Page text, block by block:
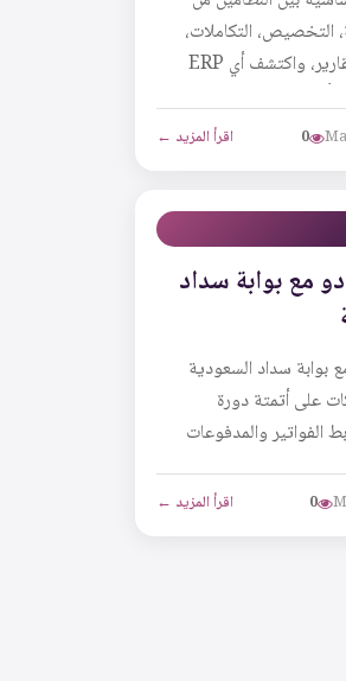
التخصيص، التكاملات،
التكلفة، والتقارير، واكتشف أي ERP
0 اقرأ المزيد ←
مع بوابة سداد
بوابة سداد السعودية
على أتمتة دورة
الفواتير والمدفوعات
داخل نظام واحد، مما
0 اقرأ المزيد ←